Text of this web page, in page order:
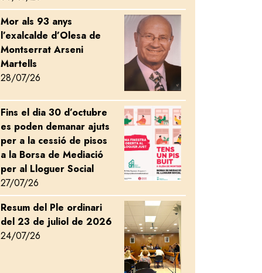
Mor als 93 anys
l’exalcalde d’Olesa de
Montserrat Arseni
Martells
28/07/26
Image
Fins el dia 30 d’octubre
es poden demanar ajuts
per a la cessió de pisos
a la Borsa de Mediació
per al Lloguer Social
27/07/26
Image
Resum del Ple ordinari
del 23 de juliol de 2026
24/07/26
Image